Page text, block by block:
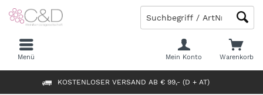
KOSTENLOSER VERSAND AB € 99,- (D + AT)
Warenkorb
Mein Konto
Menü